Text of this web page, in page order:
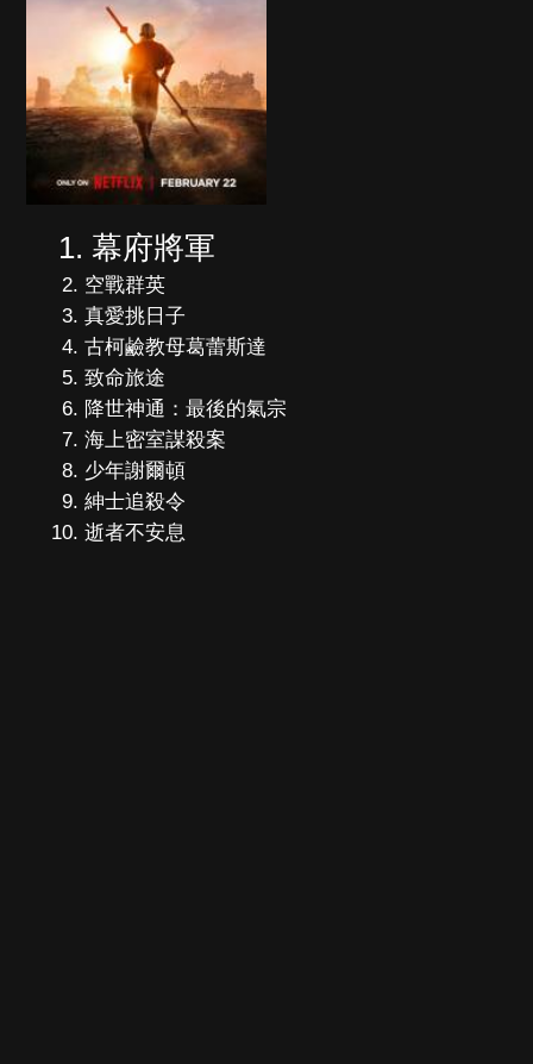
幕府將軍
空戰群英
真愛挑日子
古柯鹼教母葛蕾斯達
致命旅途
降世神通：最後的氣宗
海上密室謀殺案
少年謝爾頓
紳士追殺令
逝者不安息